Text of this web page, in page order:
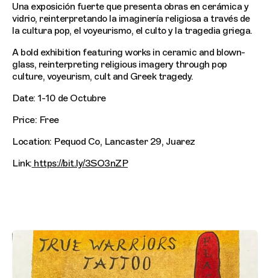
Una exposición fuerte que presenta obras en cerámica y
vidrio, reinterpretando la imaginería religiosa a través de
la cultura pop, el voyeurismo, el culto y la tragedia griega.
A bold exhibition featuring works in ceramic and blown-
glass, reinterpreting religious imagery through pop
culture, voyeurism, cult and Greek tragedy.
Date: 1-10 de Octubre
Price: Free
Location: Pequod Co, Lancaster 29, Juarez
Link: https://bit.ly/3SO3nZP